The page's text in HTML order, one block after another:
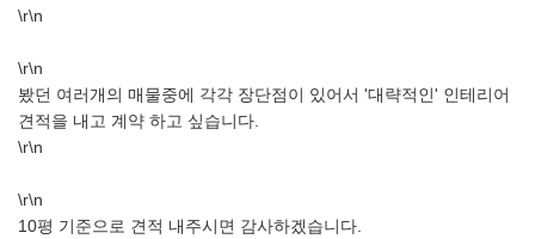
\r\n
\r\n
봤던 여러개의 매물중에 각각 장단점이 있어서 '대략적인' 인테리어
견적을 내고 계약 하고 싶습니다.
\r\n
\r\n
10평 기준으로 견적 내주시면 감사하겠습니다.